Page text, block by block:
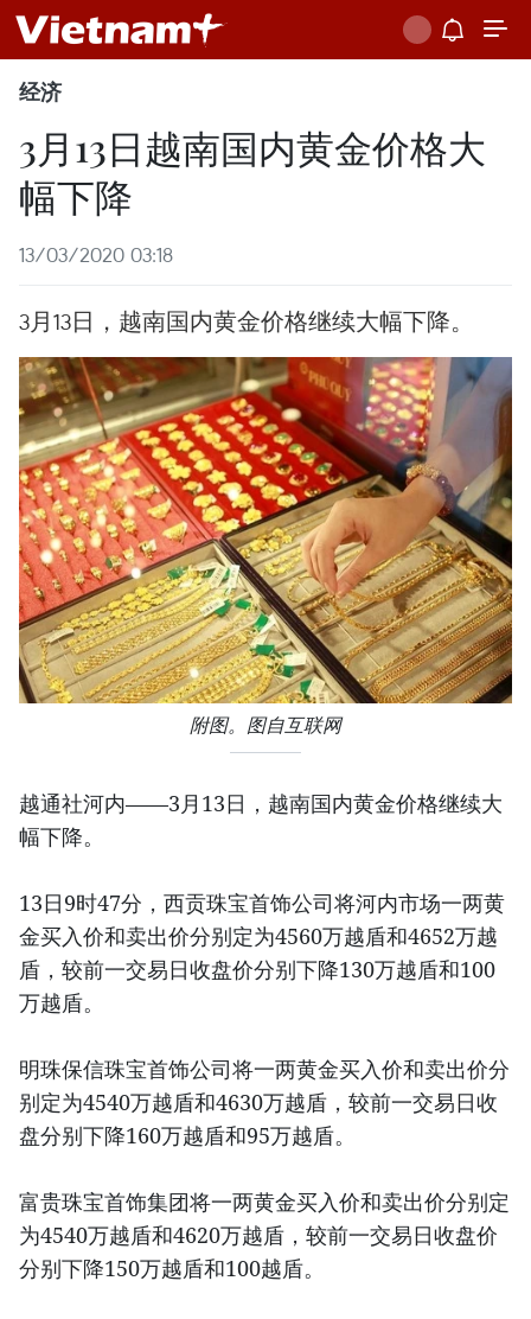
经济
3月13日越南国内黄金价格大
幅下降
13/03/2020 03:18
3月13日，越南国内黄金价格继续大幅下降。
附图。图自互联网
越通社河内——3月13日，越南国内黄金价格继续大
幅下降。
13日9时47分，西贡珠宝首饰公司将河内市场一两黄
金买入价和卖出价分别定为4560万越盾和4652万越
盾，较前一交易日收盘价分别下降130万越盾和100
万越盾。
明珠保信珠宝首饰公司将一两黄金买入价和卖出价分
别定为4540万越盾和4630万越盾，较前一交易日收
盘分别下降160万越盾和95万越盾。
富贵珠宝首饰集团将一两黄金买入价和卖出价分别定
为4540万越盾和4620万越盾，较前一交易日收盘价
分别下降150万越盾和100越盾。